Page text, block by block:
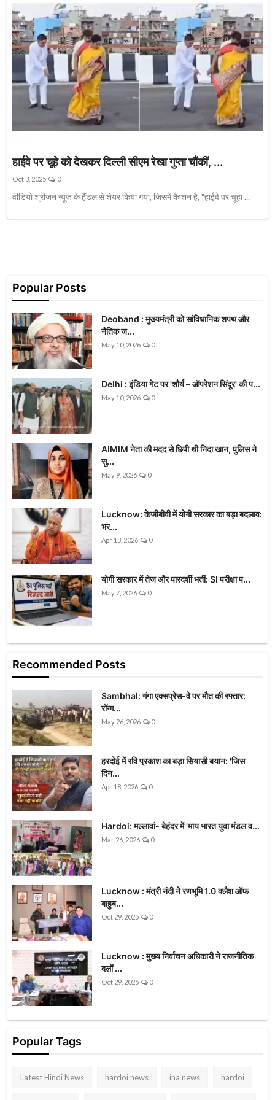
हाईवे पर चूहे को देखकर दिल्ली सीएम रेखा गुप्ता चौंकीं, ...
Oct 3, 2025 0
वीडियो श्रीजन न्यूज के हैंडल से शेयर किया गया, जिसमें कैप्शन है, "हाईवे पर चूहा ...
Popular Posts
Deoband : मुख्यमंत्री को सांविधानिक शपथ और
नैतिक ज...
May 10, 2026 0
Delhi : इंडिया गेट पर 'शौर्य – ऑपरेशन सिंदूर' की प...
May 10, 2026 0
AIMIM नेता की मदद से छिपी थी निदा खान, पुलिस ने
सु...
May 9, 2026 0
Lucknow: केजीबीवी में योगी सरकार का बड़ा बदलाव:
भर...
Apr 13, 2026 0
योगी सरकार में तेज और पारदर्शी भर्ती: SI परीक्षा प...
May 7, 2026 0
Recommended Posts
Sambhal: गंगा एक्सप्रेस-वे पर मौत की रफ्तार:
रॉन्ग...
May 26, 2026 0
हरदोई में रवि प्रकाश का बड़ा सियासी बयान: 'जिस
दिन...
Apr 18, 2026 0
Hardoi: मल्लावां- बेहंदर में 'माय भारत युवा मंडल व...
Mar 26, 2026 0
Lucknow : मंत्री नंदी ने रणभूमि 1.0 क्लैश ऑफ
बाहुब...
Oct 29, 2025 0
Lucknow : मुख्य निर्वाचन अधिकारी ने राजनीतिक
दलों ...
Oct 29, 2025 0
Popular Tags
Latest Hindi News hardoi news ina news hardoi